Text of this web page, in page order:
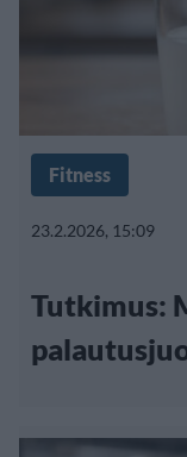
Fitness
23.2.2026, 15:09
Tutkimus: